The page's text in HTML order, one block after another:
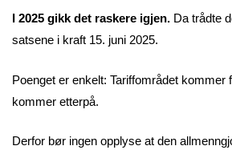
I 2025 gikk det raskere igjen. Da trådte
satsene i kraft 15. juni 2025.
Poenget er enkelt: Tariffområdet
kommer etterpå.
Derfor bør ingen opplyse at den